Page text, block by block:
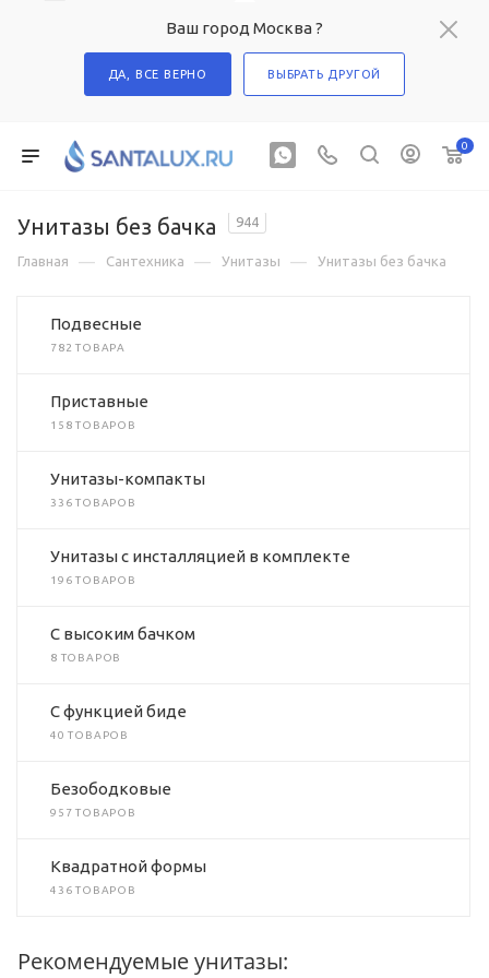
Ваш город Москва ?
ДА, ВСЕ ВЕРНО ВЫБРАТЬ ДРУГОЙ
0
Унитазы без бачка 944
Главная — Сантехника — Унитазы — Унитазы без бачка
Подвесные
782 ТОВАРА
Приставные
158 ТОВАРОВ
Унитазы-компакты
336 ТОВАРОВ
Унитазы с инсталляцией в комплекте
196 ТОВАРОВ
C высоким бачком
8 ТОВАРОВ
C функцией биде
40 ТОВАРОВ
Безободковые
957 ТОВАРОВ
Квадратной формы
436 ТОВАРОВ
Рекомендуемые унитазы: